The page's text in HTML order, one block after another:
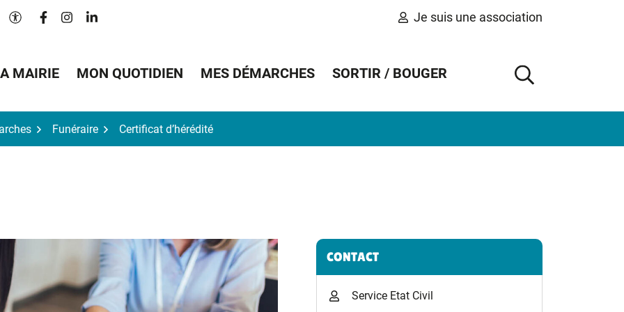
Paramètres d'accessibilité
Lien vers le compte Facebook
Lien vers le compte Instagram
Lien vers le compte Linkedin Je suis une association
MAIRIE MON QUOTIDIEN MES DÉMARCHES SORTIR / BOUGER
AFFICHER
Funéraire Certificat d’hérédité
Informations complémentaires
CONTACT
Service Etat Civil